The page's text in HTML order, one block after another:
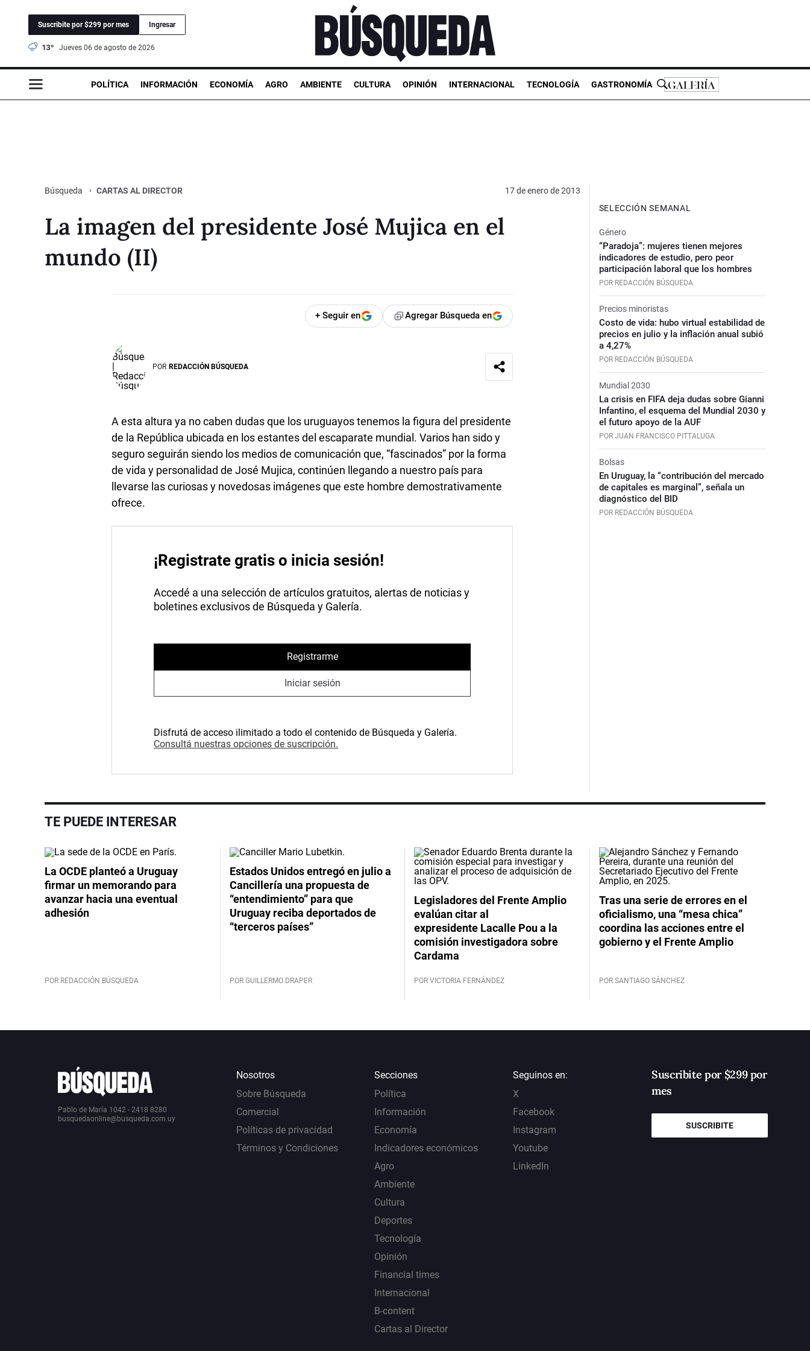
Suscribite por $299 por mes Ingresar
13° jueves 06 de agosto de 2026
POLÍTICA INFORMACIÓN ECONOMÍA AGRO AMBIENTE CULTURA OPINIÓN INTERNACIONAL TECNOLOGÍA GASTRONOMÍA
Búsqueda CARTAS AL DIRECTOR 17 de enero de 2013
La imagen del presidente José Mujica en el
mundo (II)
+ Seguir en Agregar Búsqueda en
POR REDACCIÓN BÚSQUEDA
A esta altura ya no caben dudas que los uruguayos tenemos la figura del presidente
de la República ubicada en los estantes del escaparate mundial. Varios han sido y
seguro seguirán siendo los medios de comunicación que, “fascinados” por la forma
de vida y personalidad de José Mujica, continúen llegando a nuestro país para
llevarse las curiosas y novedosas imágenes que este hombre demostrativamente
ofrece.
¡Registrate gratis o inicia sesión!
Accedé a una selección de artículos gratuitos, alertas de noticias y
boletines exclusivos de Búsqueda y Galería.
Registrarme
Iniciar sesión
Disfrutá de acceso ilimitado a todo el contenido de Búsqueda y Galería.
Consultá nuestras opciones de suscripción.
SELECCIÓN SEMANAL
Género
“Paradoja”: mujeres tienen mejores
indicadores de estudio, pero peor
participación laboral que los hombres
POR REDACCIÓN BÚSQUEDA
Precios minoristas
Costo de vida: hubo virtual estabilidad de
precios en julio y la inflación anual subió
a 4,27%
POR REDACCIÓN BÚSQUEDA
Mundial 2030
La crisis en FIFA deja dudas sobre Gianni
Infantino, el esquema del Mundial 2030 y
el futuro apoyo de la AUF
POR JUAN FRANCISCO PITTALUGA
Bolsas
En Uruguay, la “contribución del mercado
de capitales es marginal”, señala un
diagnóstico del BID
POR REDACCIÓN BÚSQUEDA
TE PUEDE INTERESAR
La OCDE planteó a Uruguay
firmar un memorando para
avanzar hacia una eventual
adhesión
POR REDACCIÓN BÚSQUEDA
Estados Unidos entregó en julio a
Cancillería una propuesta de
“entendimiento” para que
Uruguay reciba deportados de
“terceros países”
POR GUILLERMO DRAPER
Legisladores del Frente Amplio
evalúan citar al
expresidente Lacalle Pou a la
comisión investigadora sobre
Cardama
POR VICTORIA FERNÁNDEZ
Tras una serie de errores en el
oficialismo, una “mesa chica”
coordina las acciones entre el
gobierno y el Frente Amplio
POR SANTIAGO SÁNCHEZ
Pablo de María 1042 - 2418 8280
busquedaonline@busqueda.com.uy
Nosotros
Sobre Búsqueda
Comercial
Políticas de privacidad
Términos y Condiciones
Secciones
Política
Información
Economía
Indicadores económicos
Agro
Ambiente
Cultura
Deportes
Tecnología
Opinión
Financial times
Internacional
B-content
Cartas al Director
Seguinos en:
X
Facebook
Instagram
Youtube
LinkedIn
Suscribite por $299 por
mes
SUSCRIBITE